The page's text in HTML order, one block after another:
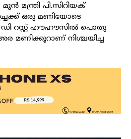
മുൻ മന്ത്രി പി.സിറിയക്
ഒരു മണിയോടെ
ഡി റസ്റ്റ് ഹൗഹൗസിൽ പൊതു
മണിക്കൂറാണ് നിശ്ചയിച്ച